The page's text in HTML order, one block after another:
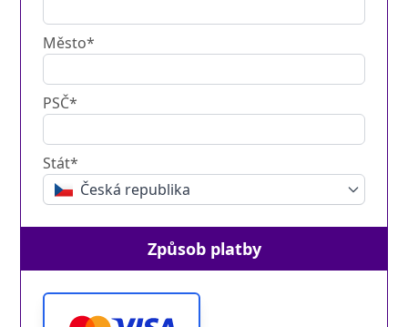
Město*
PSČ*
Stát*
Česká republika
Způsob platby